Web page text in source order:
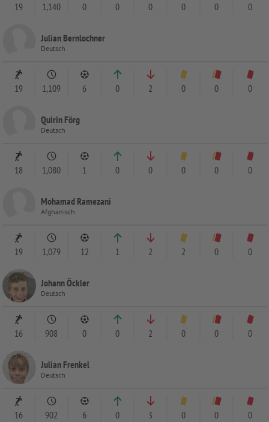
19 1,140 0 0 0 0 0 0
Julian Bernlochner
Deutsch
19 1,109 6 0 2 0 0 0
Quirin Förg
Deutsch
18 1,080 1 0 0 0 0 0
Mohamad Ramezani
Afghanisch
19 1,079 12 1 2 2 0 0
Johann Öckler
Deutsch
16 908 0 0 2 0 0 0
Julian Frenkel
Deutsch
16 902 6 0 3 0 0 0